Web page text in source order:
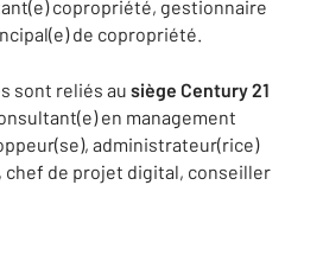
copropriété, gestionnaire
de copropriété.
sont reliés au siège Century 21
en management
administrateur(rice)
, chef de projet digital, conseiller